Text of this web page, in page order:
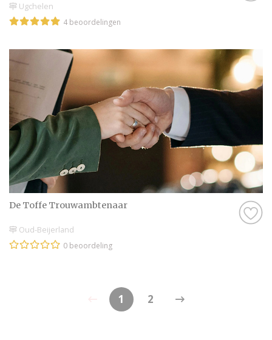
Ugchelen
4 beoordelingen
De Toffe Trouwambtenaar
Oud-Beijerland
0 beoordeling
1 2